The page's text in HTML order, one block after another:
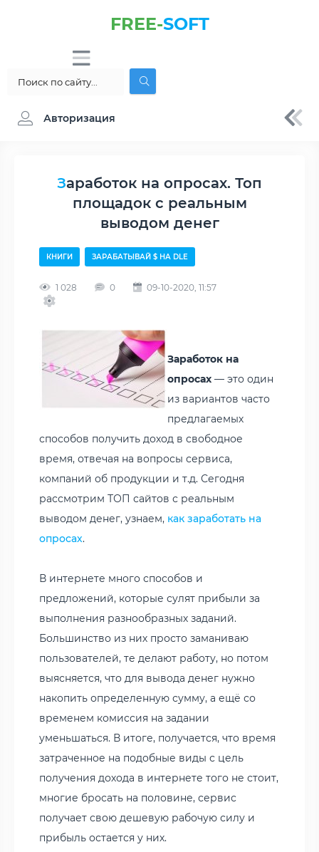
FREE-SOFT
Авторизация
Заработок на опросах. Топ
площадок с реальным
выводом денег
КНИГИ ЗАРАБАТЫВАЙ $ НА DLE
1 028 0 09-10-2020, 11:57
Заработок на
опросах — это один
из вариантов часто
предлагаемых
способов получить доход в свободное
время, отвечая на вопросы сервиса,
компаний об продукции и т.д. Сегодня
рассмотрим ТОП сайтов с реальным
выводом денег, узнаем, как заработать на
опросах.
В интернете много способов и
предложений, которые сулят прибыли за
выполнения разнообразных заданий.
Большинство из них просто заманиваю
пользователей, те делают работу, но потом
выясняется, что для вывода денег нужно
накопить определенную сумму, а ещё со
временем комиссия на задании
уменьшаться. В итоге, получается, что время
затраченное на подобные виды с цель
получения дохода в интернете того не стоит,
многие бросать на половине, сервис
получает свою дешевую рабочую силу и
прибыль остается у них.